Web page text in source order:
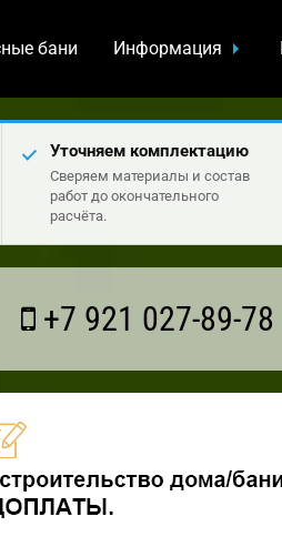
бани Информация
Уточняем комплектацию
Сверяем материалы и состав
работ до окончательного
расчёта.
+7 921 027-89-78